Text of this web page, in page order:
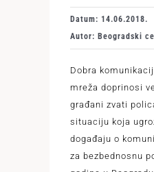
Datum: 14.06.2018.
Autor: Beogradski
Dobra
mreža doprinosi
građani zvati
situaciju koja
događaju o
za bezbednosnu